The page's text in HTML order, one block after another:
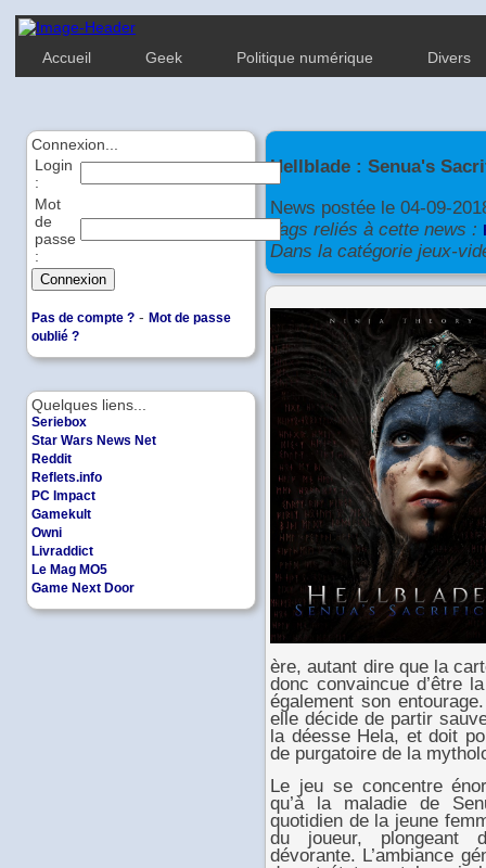
Accueil Geek Politique numérique Divers
Quelques liens...
Seriebox
Star Wars News Net
Reddit
Reflets.info
PC Impact
Gamekult
Owni
Livraddict
Le Mag MO5
Game Next Door
Connexion...
Login
:
Mot
de
passe
:
Pas de compte ? - Mot de passe
oublié ?
Hellblade : Senua's
News postée le 04-09-
Tags reliés à cette news :
Dans la catégorie jeux-
ère, autant dire que la
donc convaincue d’être
également son
elle décide de partir
la déesse Hela, et doit
de purgatoire de la
Le jeu se concentre
qu’à la maladie de
quotidien de la jeune
du joueur, plongeant
dévorante. L’ambiance